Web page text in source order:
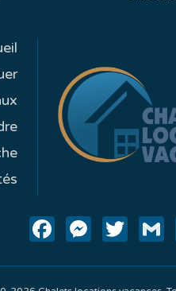
FacebookMessenger
Twitter